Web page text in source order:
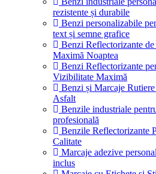
rezistente și durabile
Benzi personalizabile
text și semne grafice
Benzi Reflectorizante
Maximă Noaptea
Benzi Reflectorizante
Vizibilitate Maximă
Benzi și Marcaje
Asfalt
Benzile industriale
profesională
Benzile Reflectorizante
Calitate
Marcaje adezive
inclus